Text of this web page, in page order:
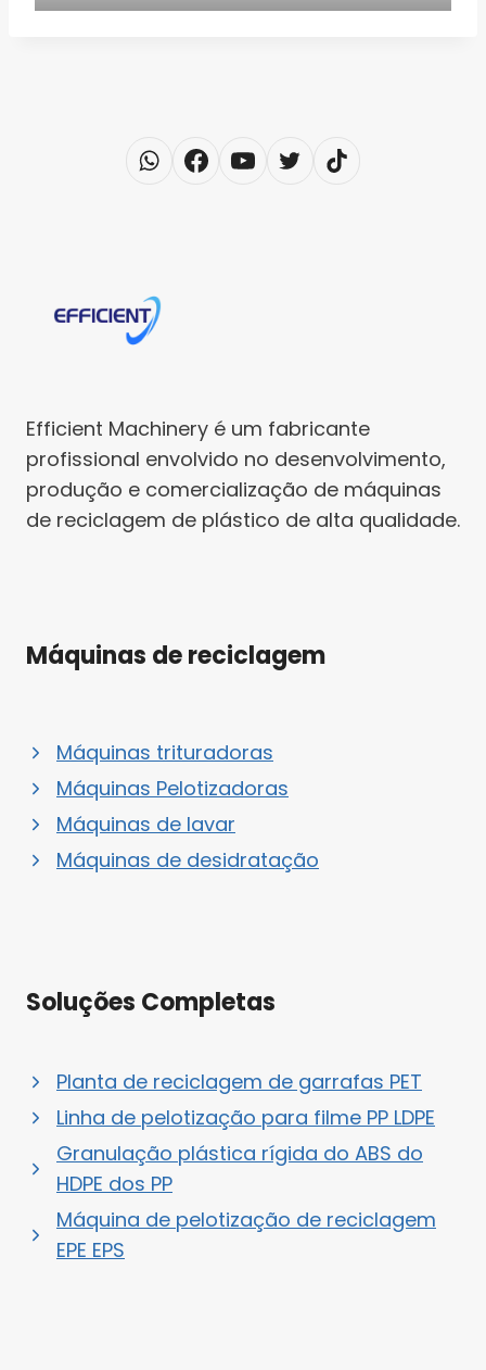
Efficient Machinery é um fabricante
profissional envolvido no desenvolvimento,
produção e comercialização de máquinas
de reciclagem de plástico de alta qualidade.
Máquinas de reciclagem
Máquinas trituradoras
Máquinas Pelotizadoras
Máquinas de lavar
Máquinas de desidratação
Soluções Completas
Planta de reciclagem de garrafas PET
Linha de pelotização para filme PP LDPE
Granulação plástica rígida do ABS do
HDPE dos PP
Máquina de pelotização de reciclagem
EPE EPS